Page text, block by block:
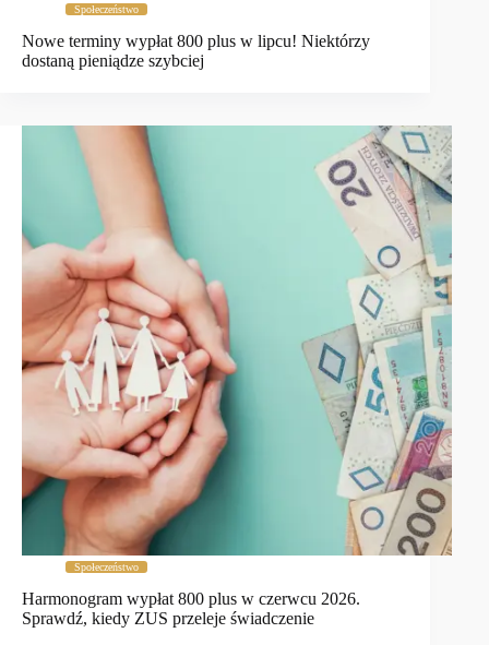
Społeczeństwo
Nowe terminy wypłat 800 plus w lipcu! Niektórzy
dostaną pieniądze szybciej
Społeczeństwo
Harmonogram wypłat 800 plus w czerwcu 2026.
Sprawdź, kiedy ZUS przeleje świadczenie